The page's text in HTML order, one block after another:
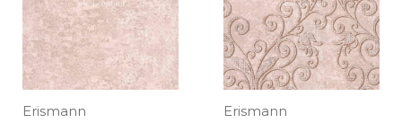
Erismann
Erismann